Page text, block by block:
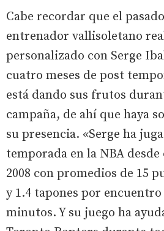
Cabe recordar que el
entrenador vallisoletano
personalizado con Serge
cuatro meses de post
está dando sus frutos
campaña, de ahí que haya
su presencia. «Serge ha
temporada en la NBA
2008 con promedios de 15
y 1.4 tapones por encuentro
minutos. Y su juego ha